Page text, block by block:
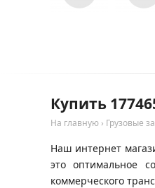
Купить
На главную › Грузовые
Наш интернет
это оптимальное
коммерческого